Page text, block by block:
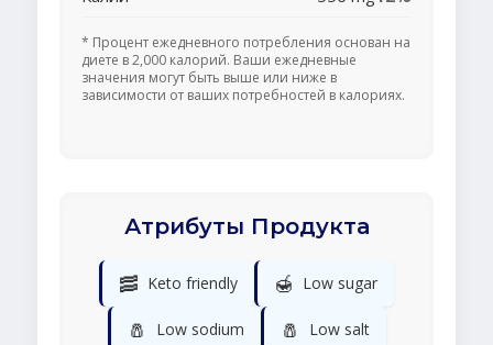
* Процент ежедневного потребления основан на
диете в 2,000 калорий. Ваши ежедневные
значения могут быть выше или ниже в
зависимости от ваших потребностей в калориях.
Атрибуты Продукта
🥓 Keto friendly 🍯 Low sugar
🧂 Low sodium 🧂 Low salt